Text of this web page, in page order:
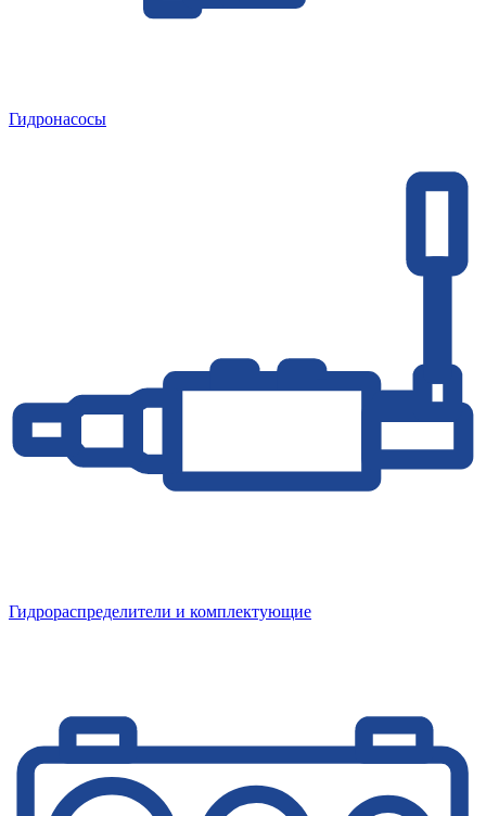
Гидронасосы
Гидрораспределители и комплектующие